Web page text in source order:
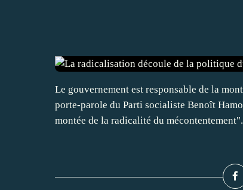
Le gouvernement est responsable de la
porte-parole du Parti socialiste Benoît
montée de la radicalité du